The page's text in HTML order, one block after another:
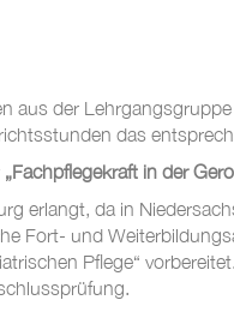
der
das
„Fachpflegekraft in der
erlangt, da in
Fort- und
Pflege“